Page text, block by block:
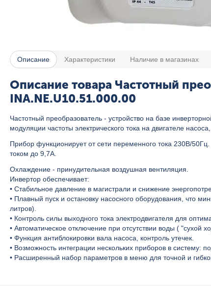
Описание Характеристики Наличие в магазинах
Описание товара Частотный
INA.NE.U10.51.000.00
Частотный преобразователь - устройство на базе
модуляции частоты электрического тока на двигателе
Прибор функционирует от сети переменного тока 230В/
током до 9,7А.
Охлаждение - принудительная воздушная вентиляция.
Инвертор обеспечивает:
• Стабильное давление в магистрали и снижение
• Плавный пуск и остановку насосного оборудования, что
литров).
• Контроль силы выходного тока электродвигателя для
• Автоматическое отключение при отсутствии воды ( "сухой
• Функция антиблокировки вала насоса, контроль утечек.
• Возможность интеграции нескольких приборов в систему:
• Расширенный набор параметров в меню для точной и